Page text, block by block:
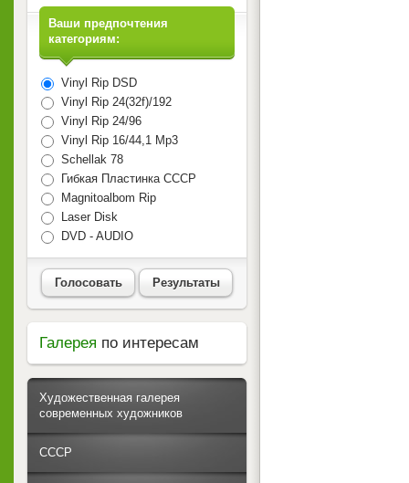
Ваши предпочтения
категориям:
Vinyl Rip DSD
Vinyl Rip 24(32f)/192
Vinyl Rip 24/96
Vinyl Rip 16/44,1 Mp3
Schellak 78
Гибкая Пластинка СССР
Magnitoalbom Rip
Laser Disk
DVD - AUDIO
Голосовать Результаты
Галерея по интересам
Художественная галерея
современных художников
СССР